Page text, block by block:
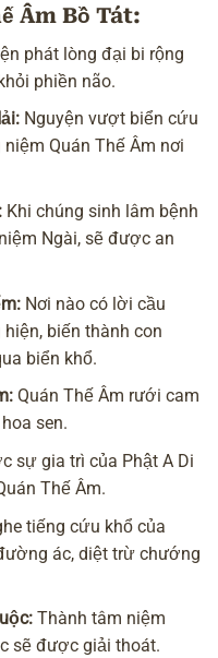
Âm Bồ Tát:
phát lòng đại bi rộng
phiền não.
Nguyện vượt biển cứu
Quán Thế Âm nơi
Khi chúng sinh lâm bệnh
Ngài, sẽ được an
Nơi nào có lời cầu
biến thành con
biển khổ.
Quán Thế Âm rưới cam
sen.
sự gia trì của Phật A Di
Thế Âm.
tiếng cứu khổ của
ác, diệt trừ chướng
Thành tâm niệm
sẽ được giải thoát.